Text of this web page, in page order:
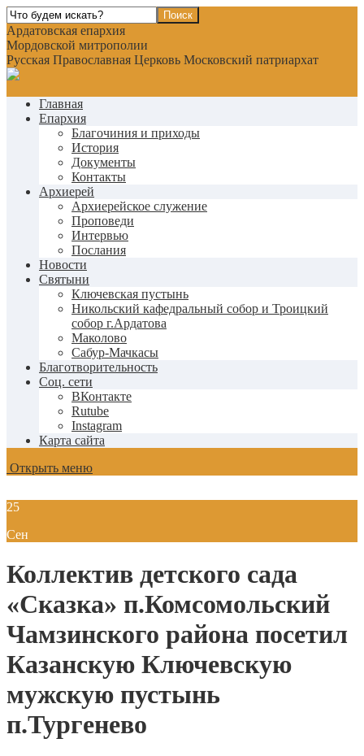
Ардатовская епархия
Мордовской митрополии
Русская Православная Церковь Московский патриархат
Главная
Епархия
Благочиния и приходы
История
Документы
Контакты
Архиерей
Архиерейское служение
Проповеди
Интервью
Послания
Новости
Святыни
Ключевская пустынь
Никольский кафедральный собор и Троицкий
собор г.Ардатова
Маколово
Сабур-Мачкасы
Благотворительность
Соц. сети
ВКонтакте
Rutube
Instagram
Карта сайта
Открыть меню
25
Сен
Коллектив детского сада
«Сказка» п.Комсомольский
Чамзинского района посетил
Казанскую Ключевскую
мужскую пустынь
п.Тургенево